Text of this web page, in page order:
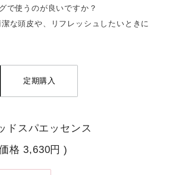
で使うのが良いですか？
な頭皮や、リフレッシュしたいときに
定期購入
ドスパエッセンス
格3,630円 )